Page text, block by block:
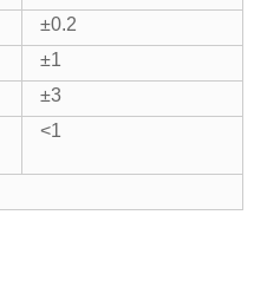
±0.2
±1
±3
<1